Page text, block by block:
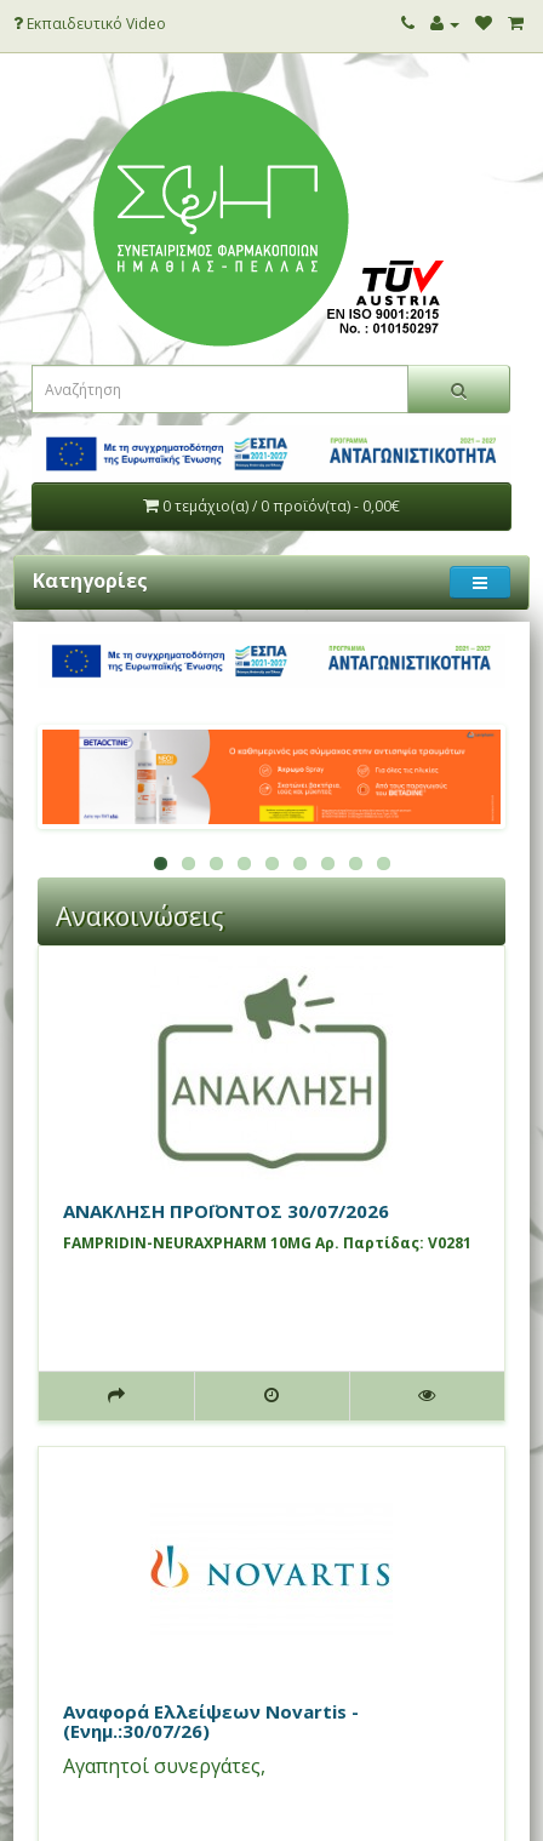
Εκπαιδευτικό Video
0 τεμάχιο(α) / 0 προϊόν(τα) - 0,00€
Κατηγορίες
Ανακοινώσεις
ΑΝΑΚΛΗΣΗ ΠΡΟΪΟΝΤΟΣ 30/07/2026
FAMPRIDIN-NEURAXPHARM 10MGΑρ. Παρτίδας: V0281
Αναφορά Ελλείψεων Novartis -
(Ενημ.:30/07/26)
Αγαπητοί συνεργάτες,